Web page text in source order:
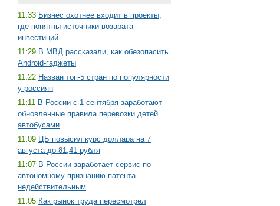
11:33 Бизнес охотнее входит в проекты,
где понятны источники возврата
инвестиций
11:29 В МВД рассказали, как обезопасить
Android-гаджеты
11:22 Назван топ-5 стран по популярности
у россиян
11:11 В России с 1 сентября заработают
обновленные правила перевозки детей
автобусами
11:09 ЦБ повысил курс доллара на 7
августа до 81,41 рубля
11:07 В России заработает сервис по
автономному признанию патента
недействительным
11:05 Как рынок труда пересмотрел